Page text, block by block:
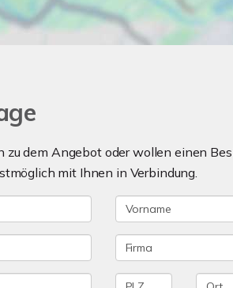
zu dem Angebot oder wollen einen
mit Ihnen in Verbindung.